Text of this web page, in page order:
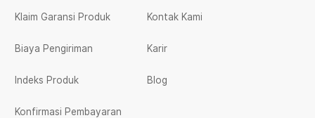
Klaim Garansi Produk
Biaya Pengiriman
Indeks Produk
Konfirmasi Pembayaran
Kontak Kami
Karir
Blog